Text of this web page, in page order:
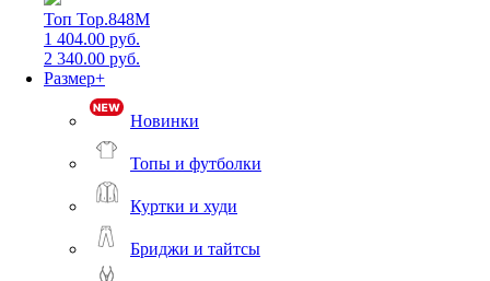
Топ Top.848M
1 404.00 руб.
2 340.00 руб.
Размер+
Новинки
Топы и футболки
Куртки и худи
Бриджи и тайтсы